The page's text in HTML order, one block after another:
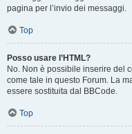
pagina per l’invio dei messaggi.
Top
Posso usare l’HTML?
No. Non è possibile inserire del
come tale in questo Forum. La
essere sostituita dal BBCode.
Top